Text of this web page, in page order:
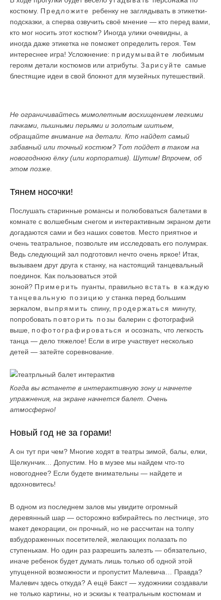
костюму. Предложите ребенку не заглядывать в этикетки-
подсказки, а сперва озвучить своё мнение — кто перед вами,
кто мог носить этот костюм? Иногда улики очевидны, а
иногда даже этикетка не поможет определить героя. Тем
интереснее игра! Усложнение: придумывайте любимым
героям детали костюмов или атрибуты. Зарисуйте самые
блестящие идеи в свой блокнот для музейных путешествий.
Не ограничивайтесь мимолетным восхищением легкими
пачками, пышными перьями и золотым шитьем,
обращайте внимание на детали. Кто найдет самый
забавный или точный костюм? Тот пойдет в таком на
новогоднюю ёлку (или корпоратив). Шутим! Впрочем, об
этом позже.
Тянем носочки!
Послушать старинные романсы и полюбоваться балетами в
комнате с волшебным снегом и интерактивным экраном дети
догадаются сами и без наших советов. Место приятное и
очень театральное, позвольте им исследовать его полумрак.
Ведь следующий зал подготовил нечто очень яркое! Итак,
вызываем друг друга к станку, на настоящий танцевальный
поединок. Как пользоваться этой
зоной? Примерить пуанты, правильно встать в каждую
танцевальную позицию у станка перед большим
зеркалом, выпрямить спину, продержаться минуту,
попробовать повторить позы балерин с фотографий
выше, пофотографироваться и осознать, что легкость
танца — дело тяжелое! Если в игре участвует несколько
детей — затейте соревнование.
Когда вы встанете в интерактивную зону и начнете
упражнения, на экране начнется балет. Очень
атмосферно!
Новый год не за горами!
А он тут при чем? Многие ходят в театры зимой, балы, елки,
Щелкунчик… Допустим. Но в музее мы найдем что-то
новогоднее? Если будете внимательны — найдете и
вдохновитесь!
В одном из последнем залов мы увидите огромный
деревянный шар — осторожно взбирайтесь по лестнице, это
макет декорации, он прочный, но не рассчитан на толпу
взбудораженных посетителей, желающих полазать по
ступенькам. Но один раз разрешить залезть — обязательно,
иначе ребенок будет думать лишь только об одной этой
упущенной возможности и пропустит Малевича… Правда?
Малевич здесь откуда? А ещё Бакст — художники создавали
не только картины, но и эскизы к театральным костюмам и